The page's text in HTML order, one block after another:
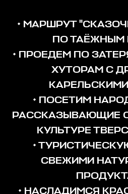
• МАРШРУТ
ПО ТАЁЖНЫМ
• ПРОЕДЕМ ПО
ХУТОРАМ С
• ПОСЕТИМ
РАССКАЗЫВАЮЩИЕ
КУЛЬТУРЕ
•
СВЕЖИМИ
• НАСЛАДИМСЯ